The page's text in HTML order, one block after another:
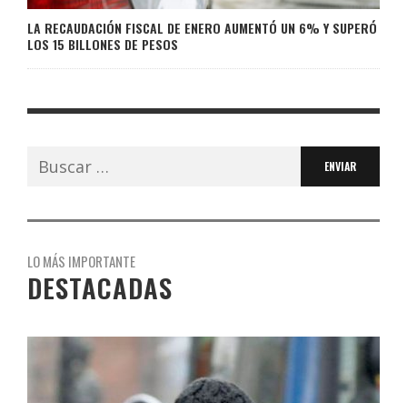
LA RECAUDACIÓN FISCAL DE ENERO AUMENTÓ UN 6% Y SUPERÓ
LOS 15 BILLONES DE PESOS
Buscar:
LO MÁS IMPORTANTE
DESTACADAS